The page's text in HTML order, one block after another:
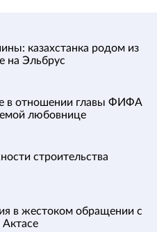
казахстанка родом из
на Эльбрус
в отношении главы ФИФА
любовнице
строительства
в жестоком обращении с